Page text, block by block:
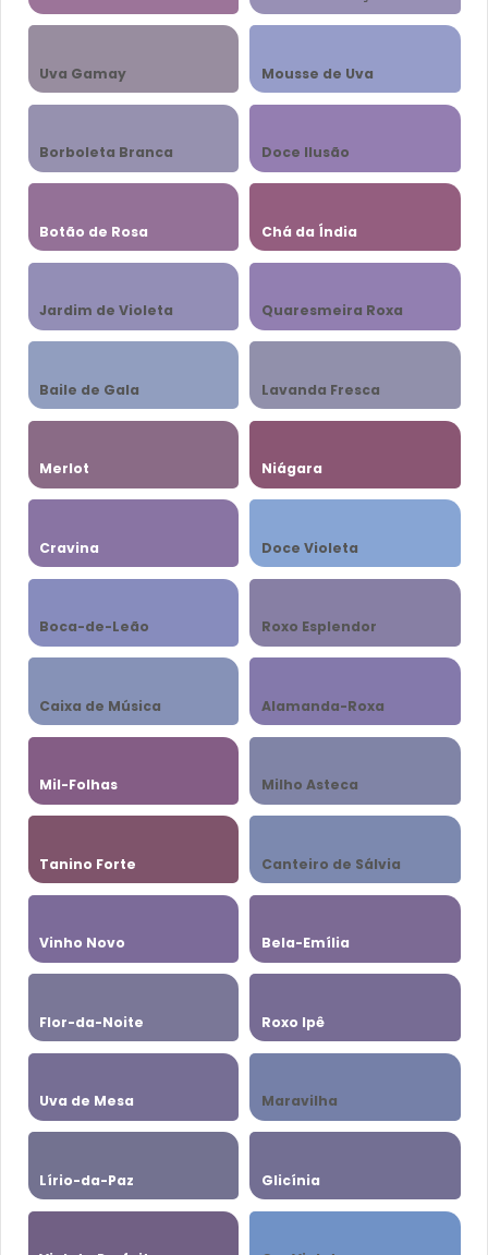
Uva Gamay Mousse de Uva
Borboleta Branca Doce Ilusão
Botão de Rosa Chá da Índia
Jardim de Violeta Quaresmeira Roxa
Baile de Gala Lavanda Fresca
Merlot Niágara
Cravina Doce Violeta
Boca-de-Leão Roxo Esplendor
Caixa de Música Alamanda-Roxa
Mil-Folhas Milho Asteca
Tanino Forte Canteiro de Sálvia
Vinho Novo Bela-Emília
Flor-da-Noite Roxo Ipê
Uva de Mesa Maravilha
Lírio-da-Paz Glicínia